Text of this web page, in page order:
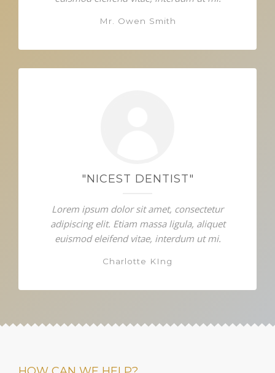
Mr. Owen Smith
"NICEST DENTIST"
Lorem ipsum dolor sit amet, consectetur
adipiscing elit. Etiam massa ligula, aliquet
euismod eleifend vitae, interdum ut mi.
Charlotte KIng